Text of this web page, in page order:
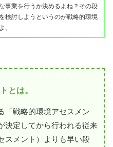
事業を行うか決めるよね？その段
検討しようというのが戦略的環境
。
とは。
「戦略的環境アセスメン
決定してから行われる従来
スメント）よりも早い段